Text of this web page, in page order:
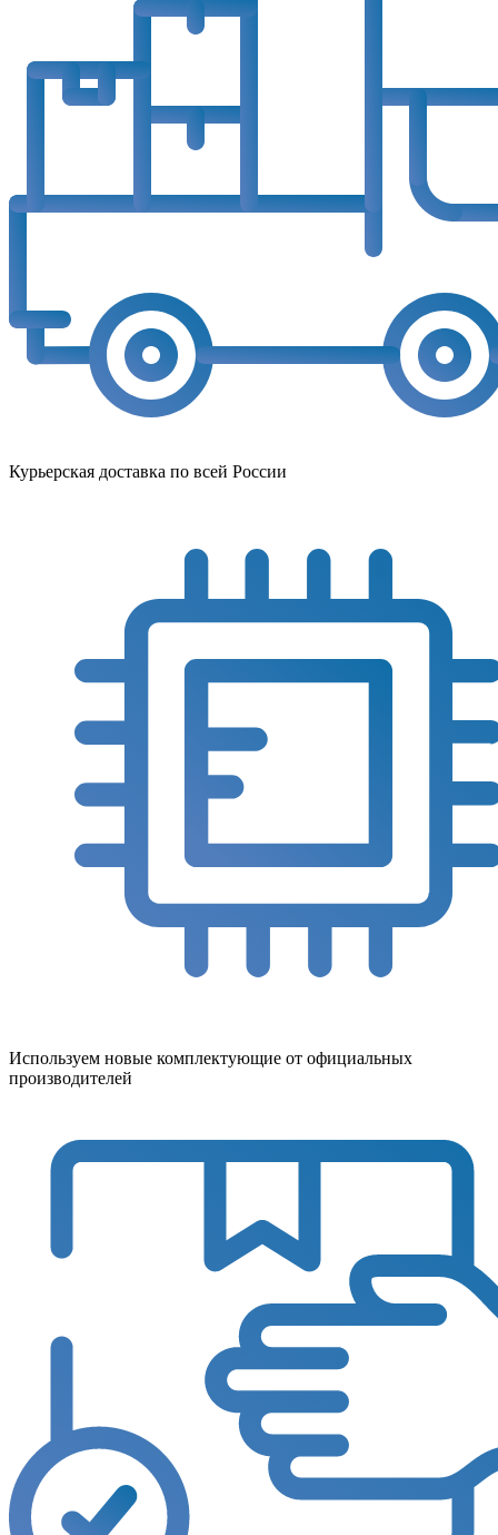
Курьерская доставка по всей России
Используем новые комплектующие от официальных
производителей